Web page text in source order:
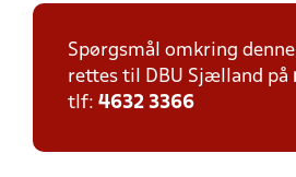
Spørgsmål omkring
rettes til DBU Sjælland på
tlf: 4632 3366